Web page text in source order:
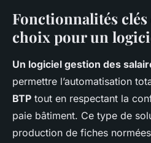
Fonctionnalités
choix pour un
Un logiciel gestion des
permettre l’automatisation
BTP tout en respectant la
paie bâtiment. Ce type de
production de fiches